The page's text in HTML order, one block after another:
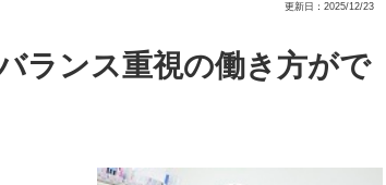
更新日：2025/12/23
ランス重視の働き方がで